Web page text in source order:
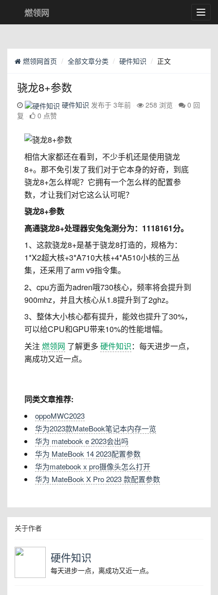
燃领网
燃领网首页 全部文章分类 硬件知识 正文
骁龙8+参数
硬件知识 发布于 3年前 258 浏览
0 回
复
0 点赞
相信大家都还在看到，不少手机还是使用骁龙
8+。那不免引发了我们对于它本身的好奇，到底
骁龙8+怎么样呢？它拥有一个怎么样的配置参
数，才让我们对它这么认可呢？
骁龙8+参数
高通骁龙8+处理器安兔兔测分为：1118161分。
1、这款骁龙8+是基于骁龙8打造的，规格为：
1*X2超大核+3*A710大核+4*A510小核的三丛
集，还采用了arm v9指令集。
2、cpu方面为adren哦730核心，频率将会提升到
900mhz，并且大核心从1.8提升到了2ghz。
3、整体大小核心都有提升，能效也提升了30%，
可以给CPU和GPU带来10%的性能增幅。
关注 燃领网 了解更多 硬件知识：每天进步一点，
离成功又近一点。
同类文章推荐:
oppoMWC2023
华为2023款MateBook笔记本内存一览
华为 matebook e 2023会出吗
华为 MateBook 14 2023配置参数
华为matebook x pro摄像头怎么打开
华为 MateBook X Pro 2023 款配置参数
关于作者
硬件知识
每天进步一点，离成功又近一点。